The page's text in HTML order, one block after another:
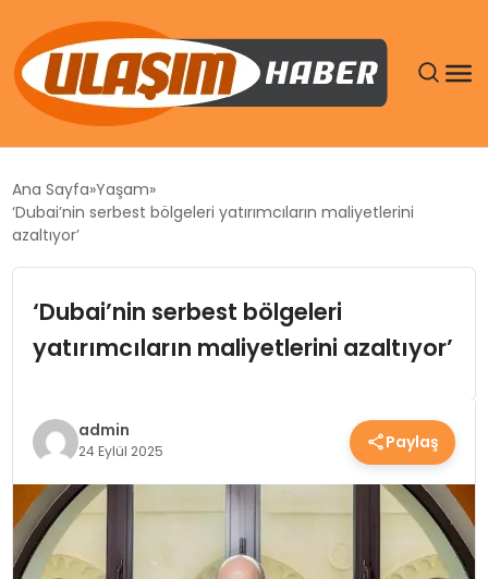
SIYASET
EKONOMI
TEKNOLOJI
SAĞLIK
Ana Sayfa Yaşam
‘Dubai’nin serbest bölgeleri yatırımcıların maliyetlerini
azaltıyor’
‘Dubai’nin serbest bölgeleri
yatırımcıların maliyetlerini azaltıyor’
admin
24 Eylül 2025 Paylaş